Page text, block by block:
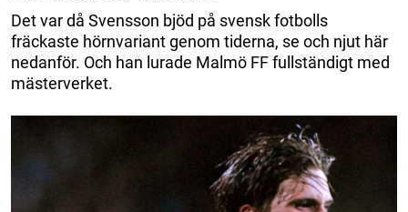
Det var då Svensson bjöd på svensk fotbolls
fräckaste hörnvariant genom tiderna, se och njut här
nedanför. Och han lurade Malmö FF fullständigt med
mästerverket.